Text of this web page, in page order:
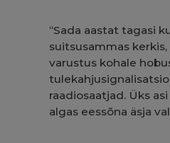
“Sada aastat tagasi
suitsusammas
varustus kohale
raadiosaatjad. Üks
algas eessõna äsja